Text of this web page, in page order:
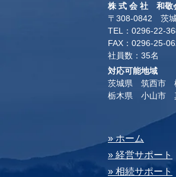
対応可能地域
茨城県 筑西市
栃木県 小山市
​» ホーム
» 経営サポート
» 相続サポート
株 式 会 社 和敬
〒308-0842 茨
TEL：0296-22-
​FAX：0296-25-
​社員数：35名​